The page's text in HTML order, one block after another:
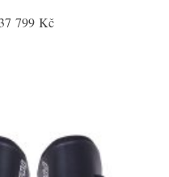
37 799 Kč